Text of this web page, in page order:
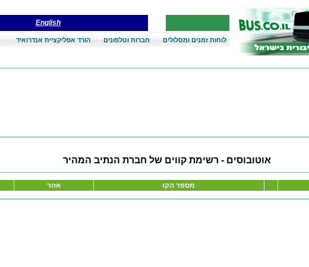
English
לוחות זמנים ומסלולים חברות וטלפונים הורד אפליקציית אנדרואיד
אוטובוסים - רשימת קווים של חברת הנתיב המהיר
מספר הקו אזור